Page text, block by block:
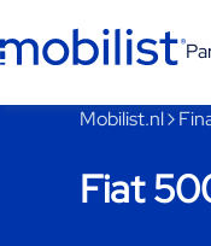
Je bent nu voorbij het
Mobilist.nl
Fiat